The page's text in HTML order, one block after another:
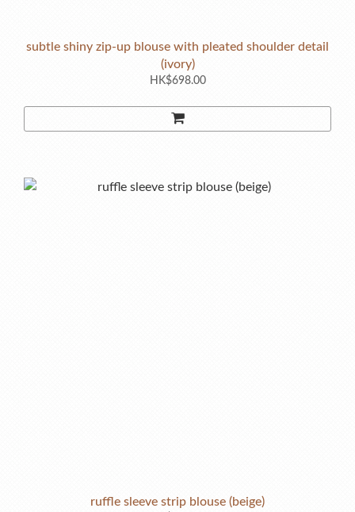
subtle shiny zip-up blouse with pleated shoulder detail
(ivory)
HK$698.00
ruffle sleeve strip blouse (beige)